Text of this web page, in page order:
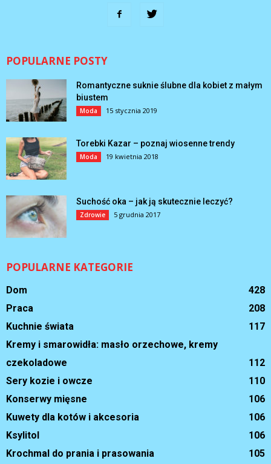
POPULARNE POSTY
Romantyczne suknie ślubne dla kobiet z małym
biustem
Moda 15 stycznia 2019
Torebki Kazar – poznaj wiosenne trendy
Moda 19 kwietnia 2018
Suchość oka – jak ją skutecznie leczyć?
Zdrowie 5 grudnia 2017
POPULARNE KATEGORIE
Dom
428
Praca
208
Kuchnie świata
117
Kremy i smarowidła: masło orzechowe, kremy
czekoladowe
112
Sery kozie i owcze
110
Konserwy mięsne
106
Kuwety dla kotów i akcesoria
106
Ksylitol
106
Krochmal do prania i prasowania
105